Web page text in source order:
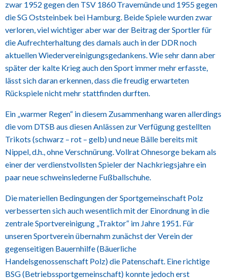
zwar 1952 gegen den TSV 1860 Travemünde und 1955 gegen
die SG Oststeinbek bei Hamburg. Beide Spiele wurden zwar
verloren, viel wichtiger aber war der Beitrag der Sportler für
die Aufrechterhaltung des damals auch in der DDR noch
aktuellen Wiedervereinigungsgedankens. Wie sehr dann aber
später der kalte Krieg auch den Sport immer mehr erfasste,
lässt sich daran erkennen, dass die freudig erwarteten
Rückspiele nicht mehr stattfinden durften.
Ein „warmer Regen“ in diesem Zusammenhang waren allerdings
die vom DTSB aus diesen Anlässen zur Verfügung gestellten
Trikots (schwarz – rot – gelb) und neue Bälle bereits mit
Nippel, d.h., ohne Verschnürung. Vollrat Ohnesorge bekam als
einer der verdienstvollsten Spieler der Nachkriegsjahre ein
paar neue schweinslederne Fußballschuhe.
Die materiellen Bedingungen der Sportgemeinschaft Polz
verbesserten sich auch wesentlich mit der Einordnung in die
zentrale Sportvereinigung „Traktor“ im Jahre 1951. Für
unseren Sportverein übernahm zunächst der Verein der
gegenseitigen Bauernhilfe (Bäuerliche
Handelsgenossenschaft Polz) die Patenschaft. Eine richtige
BSG (Betriebssportgemeinschaft) konnte jedoch erst